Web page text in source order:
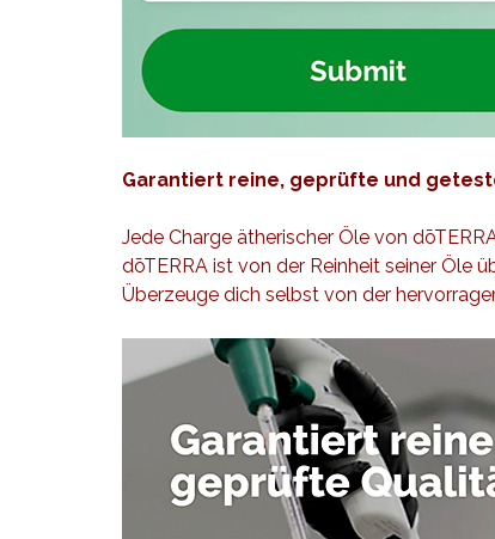
Garantiert reine, geprüfte und
Jede Charge ätherischer Öle von
dōTERRA ist von der Reinheit seiner Öle
Überzeuge dich selbst von der